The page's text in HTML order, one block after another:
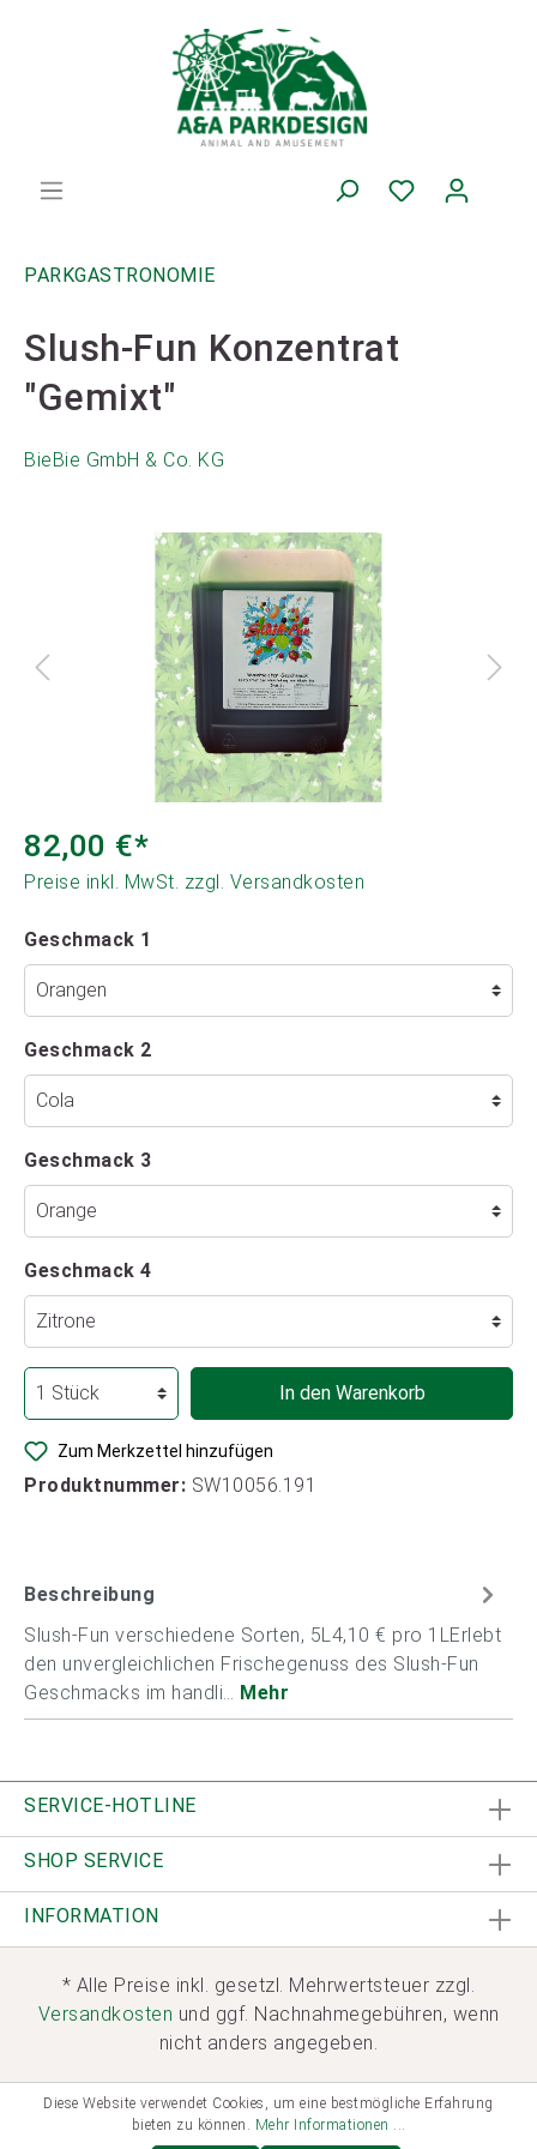
PARKGASTRONOMIE
Slush-Fun Konzentrat
"Gemixt"
BieBie GmbH & Co. KG
82,00 €*
Preise inkl. MwSt. zzgl. Versandkosten
Geschmack 1
Geschmack 2
Geschmack 3
Geschmack 4
In den Warenkorb
Zum Merkzettel hinzufügen
Produktnummer: SW10056.191
Beschreibung
Slush-Fun verschiedene Sorten, 5L4,10 € pro 1LErlebt
den unvergleichlichen Frischegenuss des Slush-Fun
Geschmacks im handli… Mehr
SERVICE-HOTLINE
SHOP SERVICE
INFORMATION
* Alle Preise inkl. gesetzl. Mehrwertsteuer zzgl.
Versandkosten und ggf. Nachnahmegebühren, wenn
nicht anders angegeben.
Diese Website verwendet Cookies, um eine bestmögliche Erfahrung
bieten zu können. Mehr Informationen ...